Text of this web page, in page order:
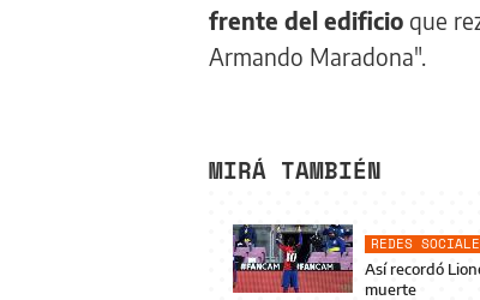
frente del edificio que
Armando Maradona".
MIRÁ TAMBIÉN
REDES
Así recordó
muerte